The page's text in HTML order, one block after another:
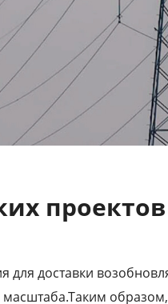
проектов
доставки
масштаба.Таким